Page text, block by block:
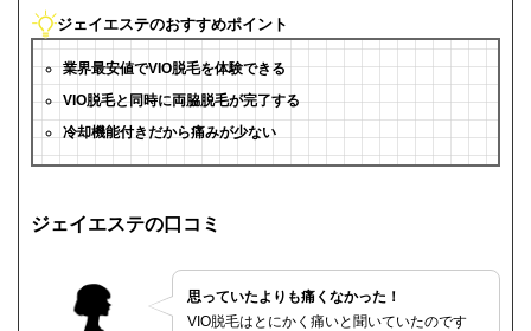
ジェイエステのおすすめポイント
業界最安値でVIO脱毛を体験できる
VIO脱毛と同時に両脇脱毛が完了する
冷却機能付きだから痛みが少ない
ジェイエステの口コミ
思っていたよりも痛くなかった！
VIO脱毛はとにかく痛いと聞いていたのです